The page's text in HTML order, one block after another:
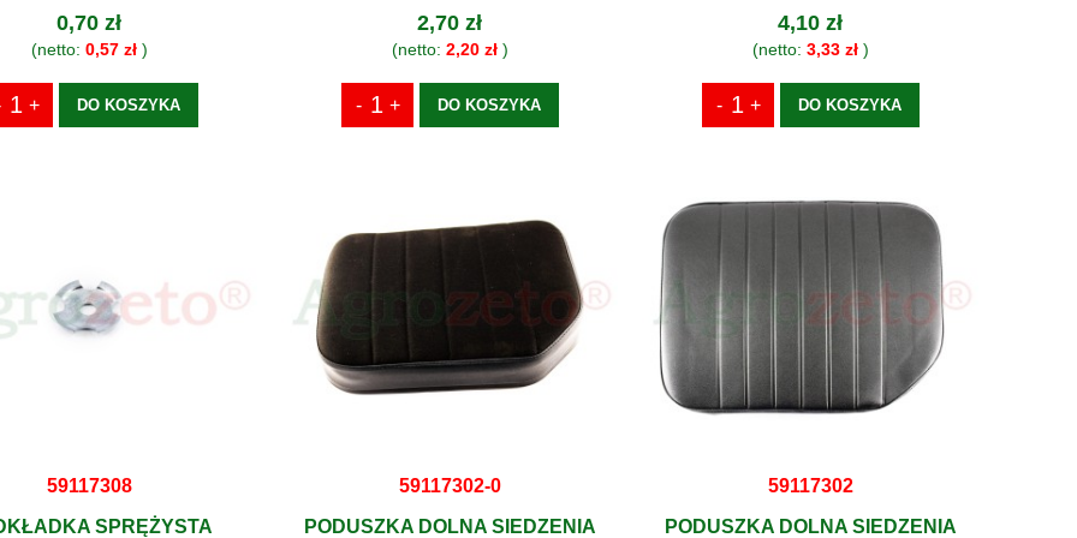
0,70 zł
(netto: 0,57 zł)
DO KOSZYKA
2,70 zł
(netto: 2,20 zł)
DO KOSZYKA
4,10 zł
(netto: 3,33 zł)
DO KOSZYKA
59117308
SPRĘŻYSTA
59117302-0
PODUSZKA DOLNA SIEDZENIA
59117302
PODUSZKA DOLNA SIEDZENIA